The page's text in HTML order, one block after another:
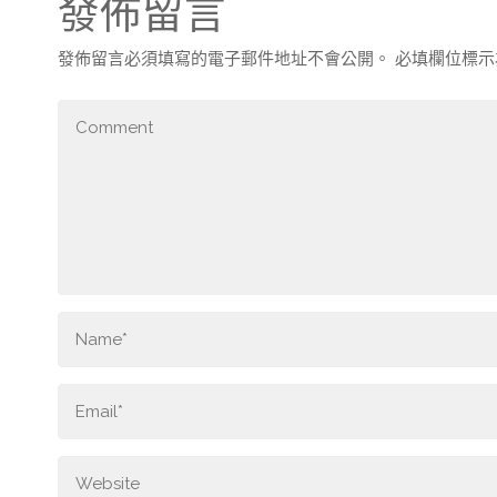
發佈留言
發佈留言必須填寫的電子郵件地址不會公開。 必填欄位標